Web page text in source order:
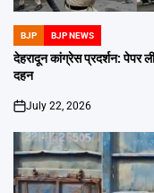
POSTED
IN
BJP BJP NEWS
देहरादून कांग्रेस प्रदर्शन: पेपर
दहन
on
July 22, 2026